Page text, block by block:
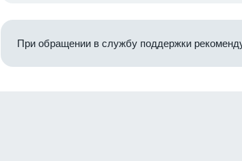
При обращении в службу поддержки